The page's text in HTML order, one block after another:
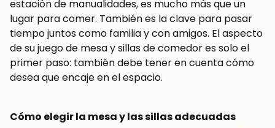
estación de manualidades, es mucho más que un
lugar para comer. También es la clave para pasar
tiempo juntos como familia y con amigos. El aspecto
de su juego de mesa y sillas de comedor es solo el
primer paso: también debe tener en cuenta cómo
desea que encaje en el espacio.
Cómo elegir la mesa y las sillas adecuadas